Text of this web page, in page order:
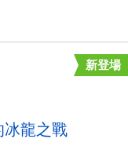
新登場
冰龍之戰